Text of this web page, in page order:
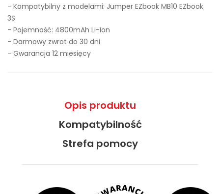
- Kompatybilny z modelami: Jumper EZbook MB10 EZbook
3S
- Pojemność: 4800mAh Li-Ion
- Darmowy zwrot do 30 dni
- Gwarancja 12 miesięcy
Opis produktu
Kompatybilność
Strefa pomocy